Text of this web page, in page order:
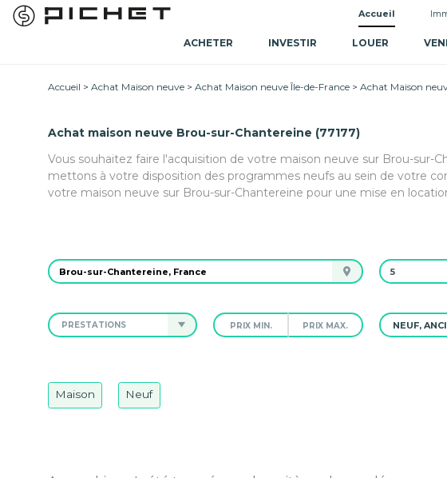
Accueil
ACHETER INVESTIR LOUER
Accueil Achat Maison neuve Achat Maison neuve Île-de-France Achat Maison
Achat maison neuve Brou-sur-Chantereine (77177)
Vous souhaitez faire l'acquisition de votre maison neuve sur Brou-
mettons à votre disposition des programmes neufs au sein de votre
votre maison neuve sur Brou-sur-Chantereine pour une mise en
PRESTATIONS NEUF,
Maison Neuf